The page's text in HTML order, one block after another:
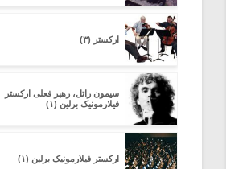
ارکستر (۳)
سیمون راتل، رهبر فعلی ارکستر
فیلارمونیک برلین (۱)
ارکستر فیلارمونیک برلین (۱)